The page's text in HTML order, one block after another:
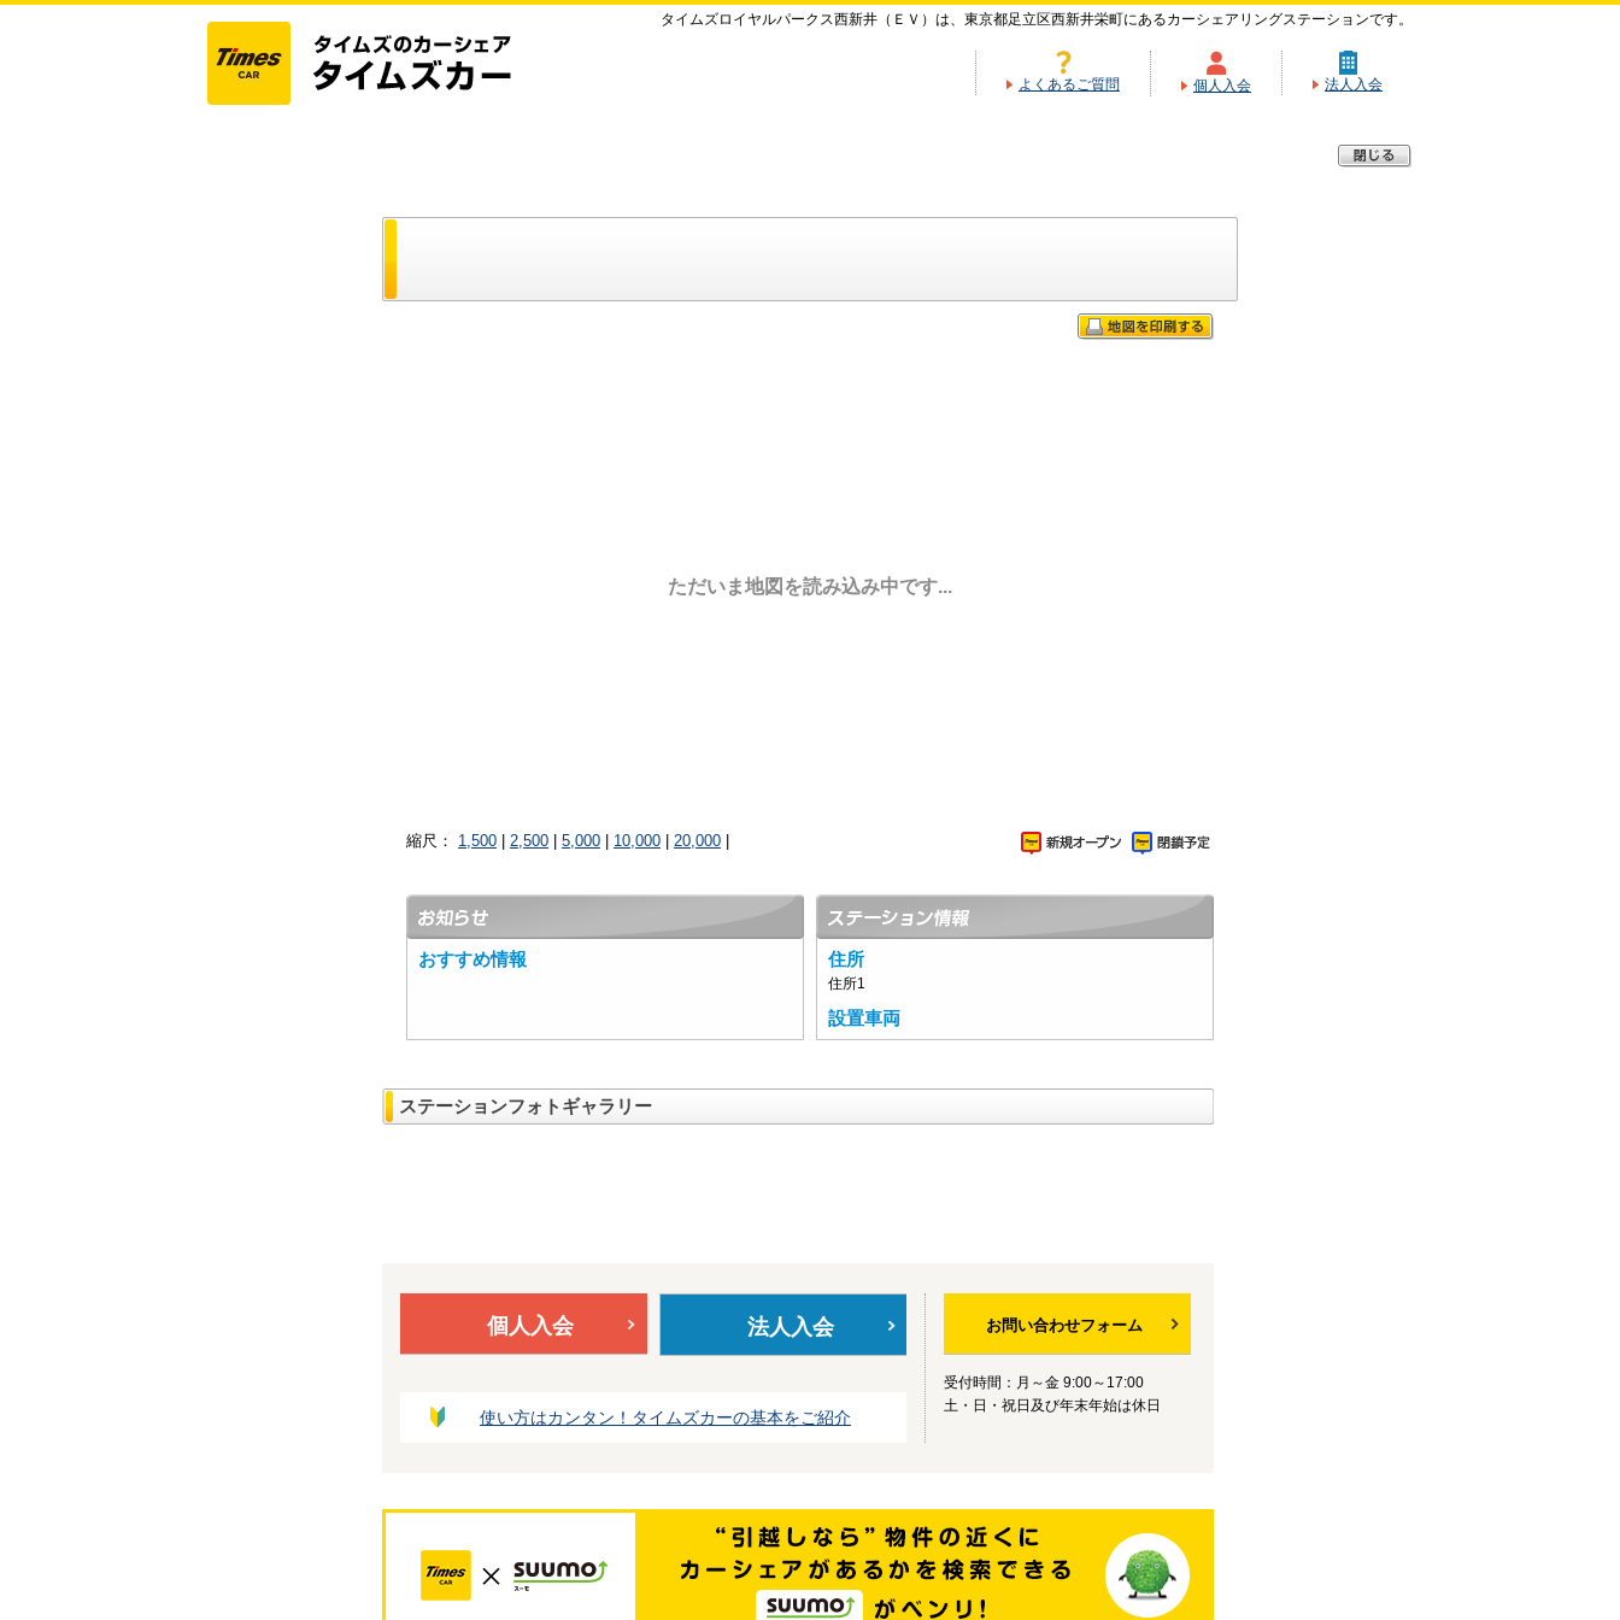
タイムズロイヤルパークス西新井（ＥＶ）は、東京都足立区西新井栄町にあるカーシェアリングステーションです。
よくあるご質問 個人入会 法人入会
ただいま地図を読み込み中です...
縮尺： 1,500 2,500 5,000 10,000 20,000
おすすめ情報 住所
住所1
設置車両
ステーションフォトギャラリー
個人入会 法人入会
使い方はカンタン！タイムズカーの基本をご紹介
お問い合わせフォーム
受付時間：月～金 9:00～17:00
土・日・祝日及び年末年始は休日